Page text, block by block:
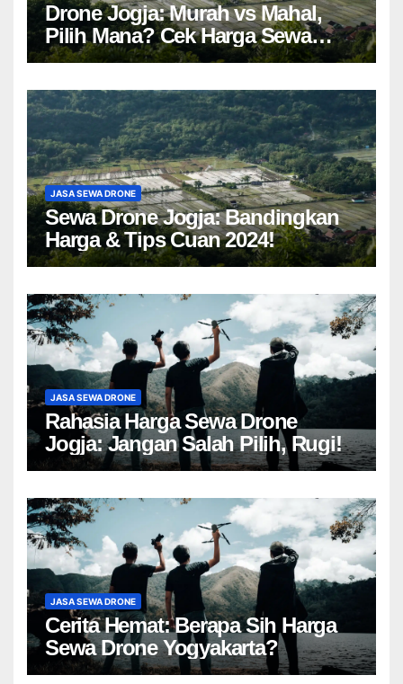
Drone Jogja: Murah vs Mahal,
Pilih Mana? Cek Harga Sewa
Drone Yogyakarta!
JASA SEWA DRONE
Sewa Drone Jogja: Bandingkan
Harga & Tips Cuan 2024!
JASA SEWA DRONE
Rahasia Harga Sewa Drone
Jogja: Jangan Salah Pilih, Rugi!
JASA SEWA DRONE
Cerita Hemat: Berapa Sih Harga
Sewa Drone Yogyakarta?